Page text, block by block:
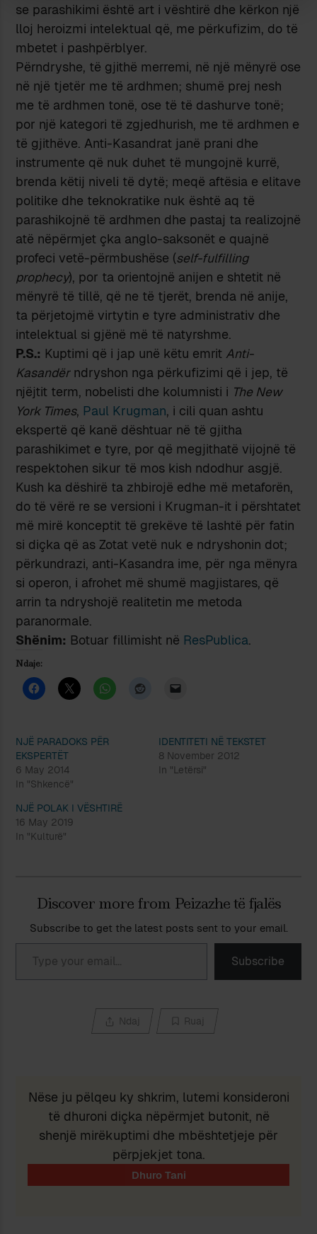
se parashikimi është art i vështirë dhe kërkon një
lloj heroizmi intelektual që, me përkufizim, do të
mbetet i pashpërblyer.
Përndryshe, të gjithë merremi, në një mënyrë ose
në një tjetër me të ardhmen; shumë prej nesh
me të ardhmen tonë, ose të të dashurve tonë;
por një kategori të zgjedhurish, me të ardhmen e
të gjithëve. Anti-Kasandrat janë prani dhe
instrumente që nuk duhet të mungojnë kurrë,
brenda këtij niveli të dytë; meqë aftësia e elitave
politike dhe teknokratike nuk është aq të
parashikojnë të ardhmen dhe pastaj ta realizojnë
atë nëpërmjet çka anglo-saksonët e quajnë
profeci vetë-përmbushëse (self-fulfilling
prophecy), por ta orientojnë anijen e shtetit në
mënyrë të tillë, që ne të tjerët, brenda në anije,
ta përjetojmë virtytin e tyre administrativ dhe
intelektual si gjënë më të natyrshme.
P.S.: Kuptimi që i jap unë këtu emrit Anti-
Kasandërndryshon nga përkufizimi që i jep, të
njëjtit term, nobelisti dhe kolumnisti i The New
York Times, Paul Krugman, i cili quan ashtu
ekspertë që kanë dështuar në të gjitha
parashikimet e tyre, por që megjithatë vijojnë të
respektohen sikur të mos kish ndodhur asgjë.
Kush ka dëshirë ta zhbirojë edhe më metaforën,
do të vërë re se versioni i Krugman-it i përshtatet
më mirë konceptit të grekëve të lashtë për fatin
si diçka që as Zotat vetë nuk e ndryshonin dot;
përkundrazi, anti-Kasandra ime, për nga mënyra
si operon, i afrohet më shumë magjistares, që
arrin ta ndryshojë realitetin me metoda
paranormale.
Shënim: Botuar fillimisht në ResPublica.
Ndaje:
NJË PARADOKS PËR
EKSPERTËT
6 May 2014
In "Shkencë"
IDENTITETI NË TEKSTET
8 November 2012
In "Letërsi"
NJË POLAK I VËSHTIRË
16 May 2019
In "Kulturë"
Discover more from Peizazhe të fjalës
Subscribe to get the latest posts sent to your email.
Type your email…
Subscribe
Ndaj Ruaj
Nëse ju pëlqeu ky shkrim, lutemi konsideroni
të dhuroni diçka nëpërmjet butonit, në
shenjë mirëkuptimi dhe mbështetjeje për
përpjekjet tona.